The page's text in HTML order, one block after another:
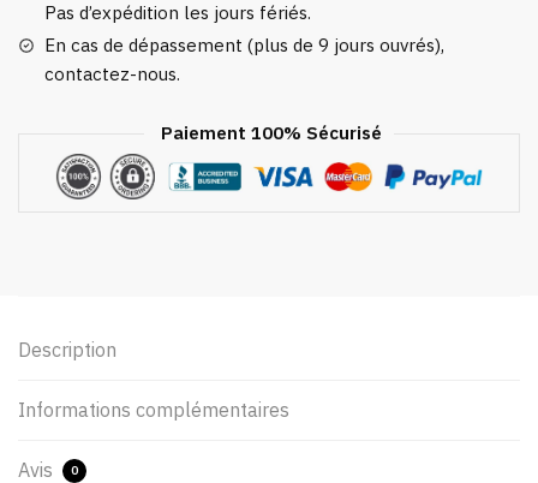
Pas d’expédition les jours fériés.
En cas de dépassement (plus de 9 jours ouvrés),
contactez-nous.
Paiement 100% Sécurisé
Description
Informations complémentaires
Avis 0